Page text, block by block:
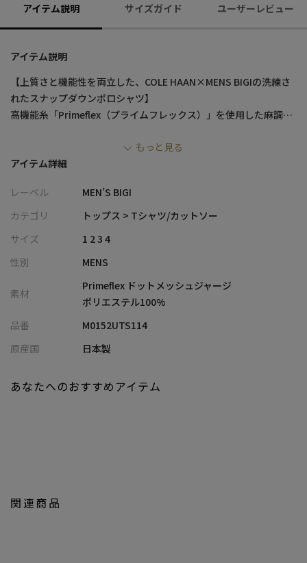
アイテム説明 サイズガイド ユーザーレビュー
アイテム説明
【上質さと機能性を両立した、COLE HAAN×MENS BIGIの洗練さ
れたスナップダウンポロシャツ】
高機能糸「Primeflex（プライムフレックス）」を使用した麻調メ
アメリカの老舗ブランド『COLE HAAN』とMENS BIGIのコラボレ
ーション企画。繊維メーカー・東レ（株）が開発した高機能糸
ッチ性・キックバック性を持つ高機能素材です。耐久性にも優れ
ており、吸水速乾性と通気性に優れた麻調メッシュジャージ素材
が、暑い季節でもさらりと快適な着心地を実現します。
無地ライクな杢調プリントが上品な印象を与え、シンプルながら
HAANオリジナルプリント生地を使用し、細部にもこだわりを感じ
られるデザインに。
アメリカのシューズブランドで、特に高品質な革靴や靴、バッグ、
また独自のテクノロジーを活かした「Grand.OS」など、快適さを
もっと見る
アイテム詳細
レーベル
MEN’S BIGI
カテゴリ
トップス > Tシャツ/カットソー
サイズ
1 2 3 4
性別
MENS
素材
Primeflex ドットメッシュジャージ
ポリエステル100%
品番
M0152UTS114
原産国
日本製
関連商品
あなたへのおすすめアイテム